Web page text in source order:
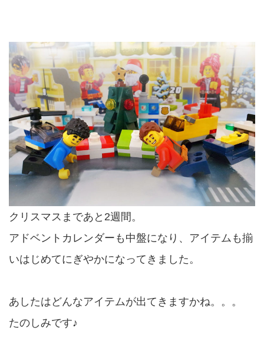
クリスマスまであと2週間。
アドベントカレンダーも中盤になり、アイテムも揃
いはじめてにぎやかになってきました。
あしたはどんなアイテムが出てきますかね。。。
たのしみです♪